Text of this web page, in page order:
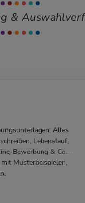
&
Alles
Lebenslauf,
Bewerbung & Co. –
Musterbeispielen,